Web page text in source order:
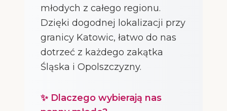
młodych z całego regionu.
Dzięki dogodnej lokalizacji przy
granicy Katowic, łatwo do nas
dotrzeć z każdego zakątka
Śląska i Opolszczyzny.
✨ Dlaczego wybierają nas